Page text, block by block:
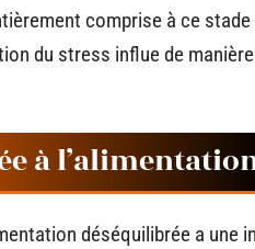
comprise à ce
du stress influe de
à
déséquilibrée a